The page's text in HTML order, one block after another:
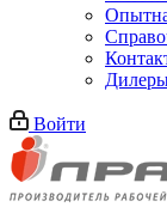
Войти